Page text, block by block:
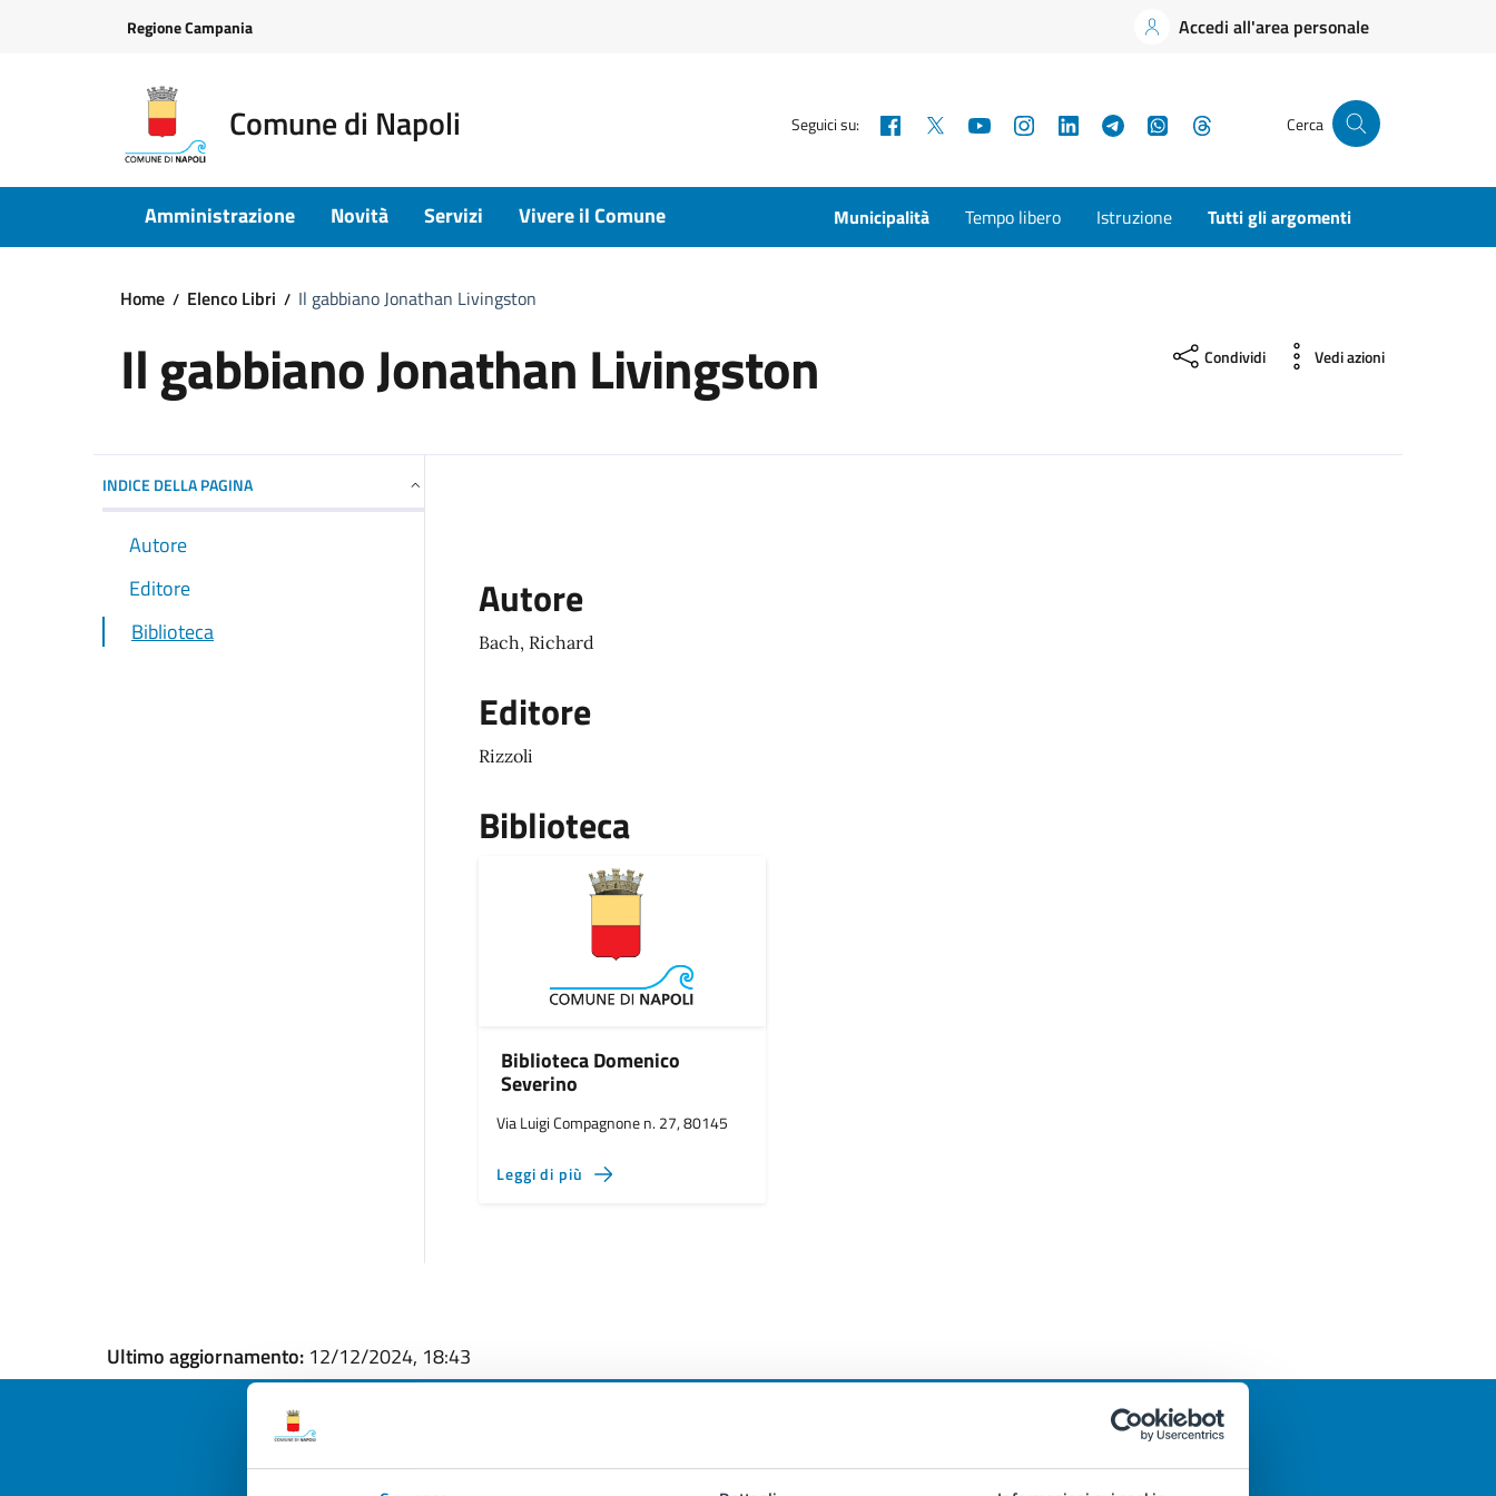
Regione Campania Accedi all'area personale
Comune di Napoli Seguici su: Facebook YouTubeInstagramLinkedInTelegramWhatsApp Cerca
Amministrazione Novità Servizi Vivere il Comune Municipalità Tempo libero Istruzione Tutti gli argomenti
Home Elenco Libri Il gabbiano Jonathan Livingston
Il gabbiano Jonathan Livingston Condividi Vedi azioni
INDICE DELLA PAGINA
Autore
Editore
Biblioteca
Autore
Bach, Richard
Editore
Rizzoli
Biblioteca
Biblioteca Domenico
Severino
Via Luigi Compagnone n. 27, 80145
Leggi di più
Ultimo aggiornamento: 12/12/2024, 18:43